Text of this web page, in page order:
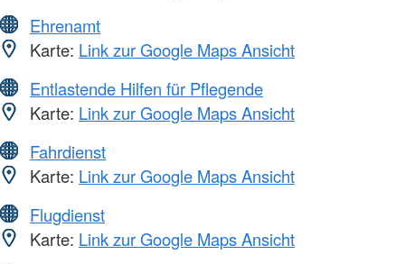
Ehrenamt
Karte: Link zur Google Maps Ansicht
Entlastende Hilfen für Pflegende
Karte: Link zur Google Maps Ansicht
Fahrdienst
Karte: Link zur Google Maps Ansicht
Flugdienst
Karte: Link zur Google Maps Ansicht